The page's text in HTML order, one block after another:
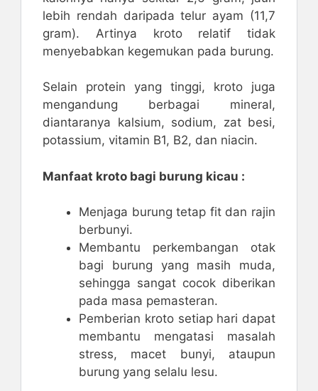
lebih rendah daripada telur ayam (11,7
gram). Artinya kroto relatif tidak
menyebabkan kegemukan pada burung.
Selain protein yang tinggi, kroto juga
mengandung berbagai mineral,
diantaranya kalsium, sodium, zat besi,
potassium, vitamin B1, B2, dan niacin.
Manfaat kroto bagi burung kicau :
Menjaga burung tetap fit dan rajin
berbunyi.
Membantu perkembangan otak
bagi burung yang masih muda,
sehingga sangat cocok diberikan
pada masa pemasteran.
Pemberian kroto setiap hari dapat
membantu mengatasi masalah
stress, macet bunyi, ataupun
burung yang selalu lesu.